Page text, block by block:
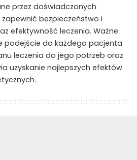
przez doświadczonych
bezpieczeństwo i
efektywność leczenia. Ważne
podejście do każdego pacjenta
leczenia do jego potrzeb oraz
uzyskanie najlepszych efektów